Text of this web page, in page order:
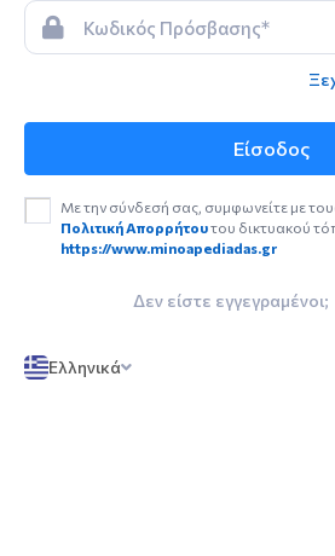
Είσοδος
Με την σύνδεσή σας, συμφωνείτε με
Πολιτική Απορρήτουτου δικτυακού
https://www.minoapediadas.gr
Δεν είστε εγγεγραμένοι;
Ελληνικά